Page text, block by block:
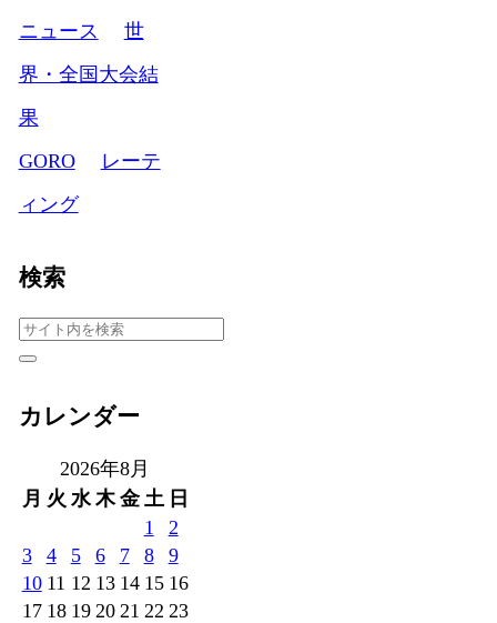
ニュース
世
界・全国大会結
果
GORO
レーテ
ィング
検索
カレンダー
2026年8月
月 火 水 木 金 土 日
1
2
3
4 5 6 7 8
9
10 11 12 13 14 15 16
17 18 19 20 21 22 23